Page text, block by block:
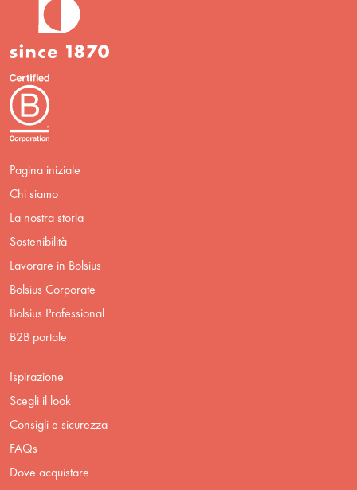
Pagina iniziale
Chi siamo
La nostra storia
Sostenibilità
Lavorare in Bolsius
Bolsius Corporate
Bolsius Professional
B2B portale
Ispirazione
Scegli il look
Consigli e sicurezza
FAQs
Dove acquistare